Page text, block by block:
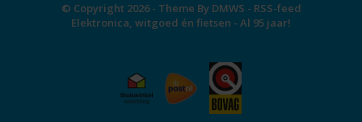
© Copyright 2026 - Theme By DMWS - RSS-feed
Elektronica, witgoed én fietsen - Al 95 jaar!